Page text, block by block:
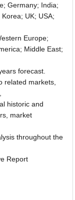
Germany; India;
UK; USA;
Europe;
Middle East;
forecast.
related markets,
historic and
market
throughout the
Report